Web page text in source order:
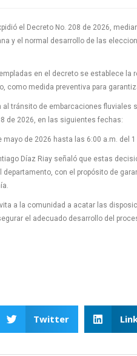
el Decreto No. 208 de 2026,
y el normal desarrollo de las
en el decreto se establece la
como medida preventiva para
tránsito de embarcaciones
de 2026, en las siguientes fechas:
mayo de 2026 hasta las 6:00 a.m. del 1
Díaz Riay señaló que estas
departamento, con el propósito de
a la comunidad a acatar las
el adecuado desarrollo del
Twitter